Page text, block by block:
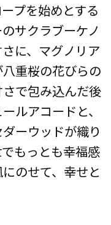
プを始めとする
サクラブーケノ
に、マグノリア
重桜の花びらの
で包み込んだ後
ルアコードと、
ーウッドが織り
もっとも幸福感
のせて、幸せと